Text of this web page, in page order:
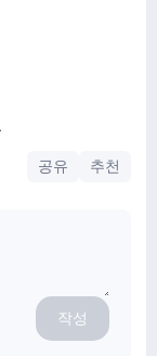
공유 추천
작성